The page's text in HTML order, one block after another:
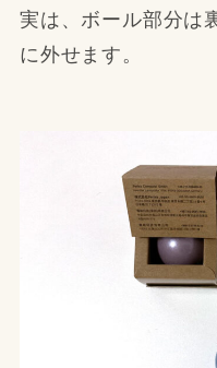
実は、ボール部分は
に外せます。